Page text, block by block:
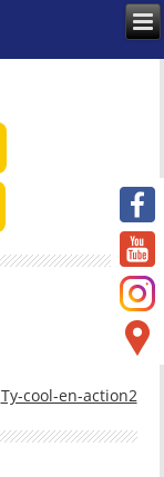
Ty-cool-en-action2